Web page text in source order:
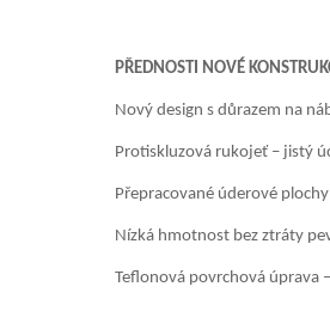
PŘEDNOSTI NOVÉ
Nový design s důrazem na
Protiskluzová rukojeť – jistý
Přepracované úderové
Nízká hmotnost bez ztráty
Teflonová povrchová úprava